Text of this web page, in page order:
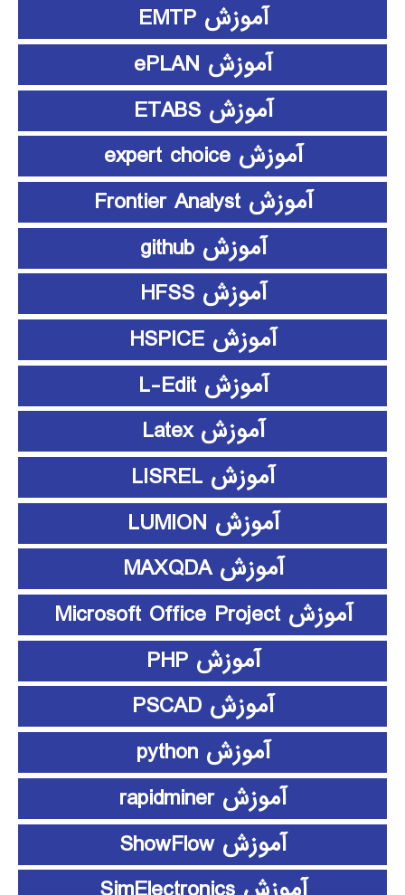
آموزش EMTP
آموزش ePLAN
آموزش ETABS
آموزش expert choice
آموزش Frontier Analyst
آموزش github
آموزش HFSS
آموزش HSPICE
آموزش L-Edit
آموزش Latex
آموزش LISREL
آموزش LUMION
آموزش MAXQDA
آموزش Microsoft Office Project
آموزش PHP
آموزش PSCAD
آموزش python
آموزش rapidminer
آموزش ShowFlow